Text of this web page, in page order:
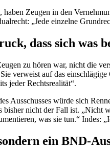
Zeugen in den
„Jede einzelne
dass sich was
zu hören war, nicht die
verweist auf das
jeder Rechtsrealität“.
Ausschusses würde sich
bisher nicht der Fall ist.
was sie tun.“ Indes:
ein BND-